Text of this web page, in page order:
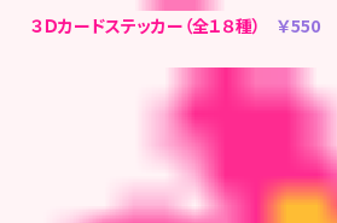
３Ｄカードステッカー（全１８種） ￥550